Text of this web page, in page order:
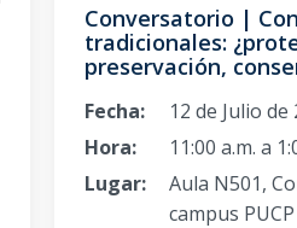
Conversatorio |
tradicionales:
preservación,
Fecha:
12 de Julio de
Hora:
11:00 a.m. a
Lugar:
Aula N501,
campus